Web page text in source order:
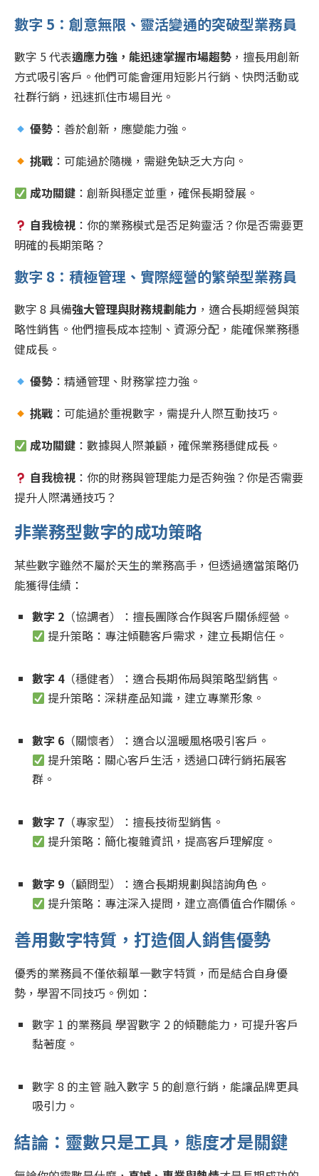
數字 5：創意無限、靈活變通的突破型業務員
數字 5 代表適應力強，能迅速掌握市場趨勢 ，擅長用創新
方式吸引客戶。他們可能會運用短影片行銷、快閃活動或
社群行銷，迅速抓住市場目光。
優勢 ：善於創新，應變能力強。
挑戰 ：可能過於隨機，需避免缺乏大方向。
成功關鍵 ：創新與穩定並重，確保長期發展。
自我檢視 ：你的業務模式是否足夠靈活？你是否需要更
明確的長期策略？
數字 8：積極管理、實際經營的繁榮型業務員
數字 8 具備強大管理與財務規劃能力 ，適合長期經營與策
略性銷售。他們擅長成本控制、資源分配，能確保業務穩
健成長。
優勢 ：精通管理、財務掌控力強。
挑戰 ：可能過於重視數字，需提升人際互動技巧。
成功關鍵 ：數據與人際兼顧，確保業務穩健成長。
自我檢視 ：你的財務與管理能力是否夠強？你是否需要
提升人際溝通技巧？
非業務型數字的成功策略
某些數字雖然不屬於天生的業務高手，但透過適當策略仍
能獲得佳績：
數字 2 （協調者）：擅長團隊合作與客戶關係經營。
提升策略：專注傾聽客戶需求，建立長期信任。
數字 4（穩健者）：適合長期佈局與策略型銷售。
提升策略：深耕產品知識，建立專業形象。
數字 6 （關懷者）：適合以溫暖風格吸引客戶。
提升策略：關心客戶生活，透過口碑行銷拓展客
群。
數字 7 （專家型）：擅長技術型銷售。
提升策略：簡化複雜資訊，提高客戶理解度。
數字 9 （顧問型）：適合長期規劃與諮詢角色。
提升策略：專注深入提問，建立高價值合作關係。
善用數字特質，打造個人銷售優勢
優秀的業務員不僅依賴單一數字特質，而是結合自身優
勢，學習不同技巧。例如：
數字 1 的業務員 學習數字 2 的傾聽能力，可提升客戶
黏著度。
數字 8 的主管 融入數字 5 的創意行銷，能讓品牌更具
吸引力。
結論：靈數只是工具，態度才是關鍵